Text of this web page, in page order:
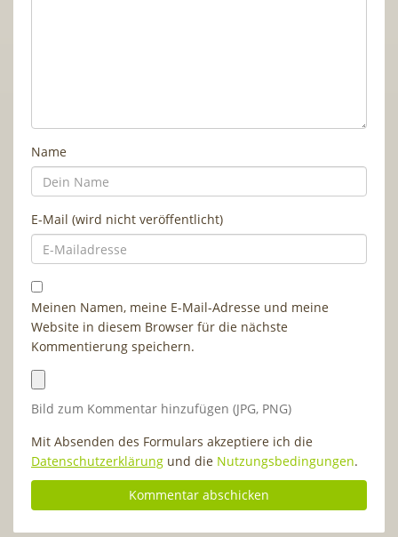
Name
E-Mail (wird nicht veröffentlicht)
Meinen Namen, meine E-Mail-Adresse und meine
Website in diesem Browser für die nächste
Kommentierung speichern.
Bild zum Kommentar hinzufügen (JPG, PNG)
Mit Absenden des Formulars akzeptiere ich die
Datenschutzerklärung und die Nutzungsbedingungen.